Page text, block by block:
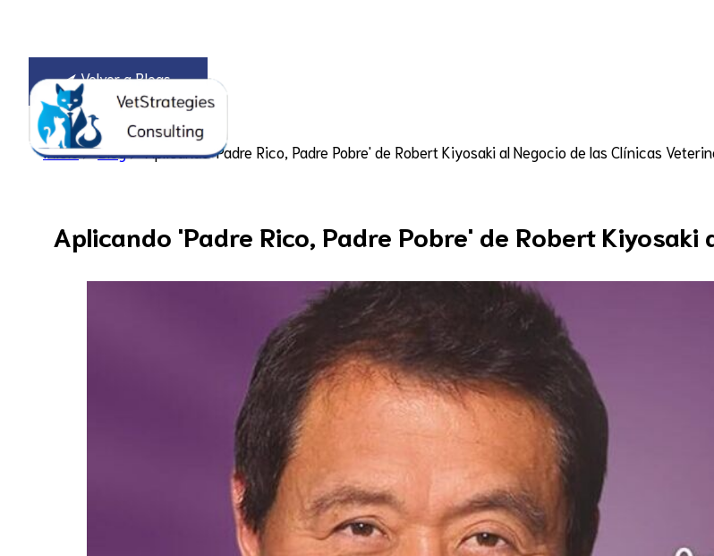
⮜ Volver a Blogs
Inicio⮞Blog⮞ Aplicando 'Padre Rico, Padre Pobre' de Robert Kiyosaki al Negocio de las Clínicas
Aplicando 'Padre Rico, Padre Pobre' de Robert